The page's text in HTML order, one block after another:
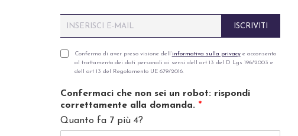
m
iP
v
a
c
y
Confermo di aver preso visione dell’informativa sulla privacye acconsento
al trattamento dei dati personali ai sensi dell art 13 del D Lgs 196/2003 e
dell art 13 del Regolamento UE 679/2016.
Confermaci che non sei un robot: rispondi
correttamente alla domanda. *
Quanto fa 7 più 4?
ISCRIVITI